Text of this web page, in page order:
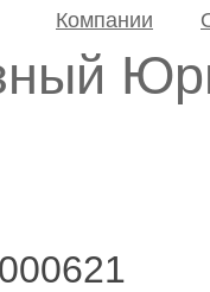
Компании